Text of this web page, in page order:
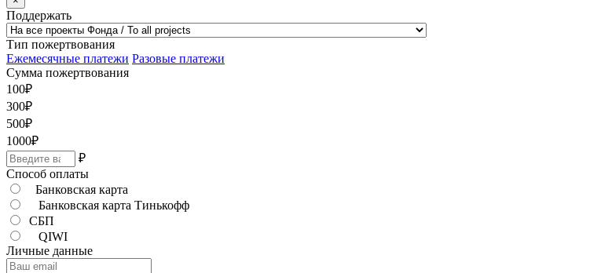
Поддержать
Тип пожертвования
Ежемесячные платежи Разовые платежи
Сумма пожертвования
100₽
300₽
500₽
1000₽
₽
Способ оплаты
Банковская карта
Банковская карта Тинькофф
СБП
QIWI
Личные данные